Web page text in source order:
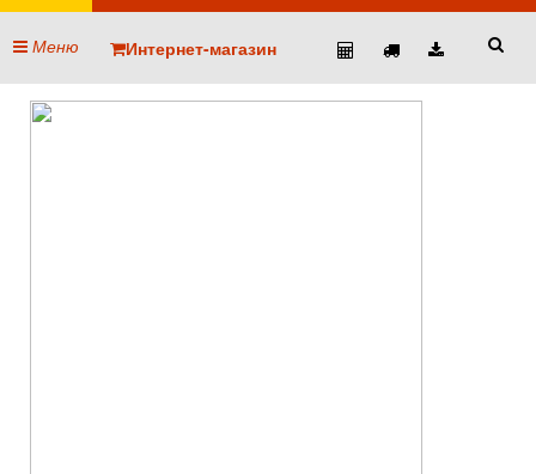
Меню Интернет-магазин